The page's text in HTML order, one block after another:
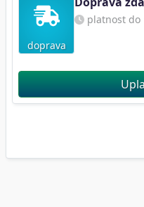
doprava
platnost do